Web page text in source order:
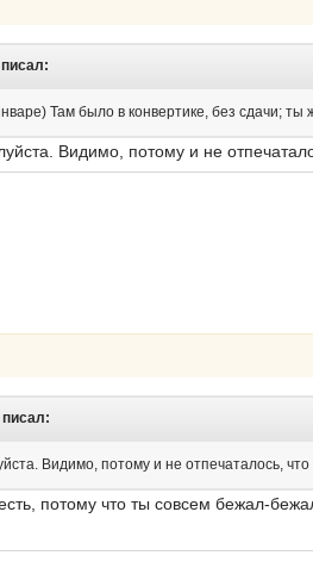
Там было в конвертике, без сдачи; ты
Видимо, потому и не
писал:
Видимо, потому и не отпечаталось,
потому что ты совсем бежал-